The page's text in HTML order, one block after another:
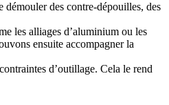
des contre-dépouilles, des
les alliages d’aluminium ou les
ensuite accompagner la
d’outillage. Cela le rend